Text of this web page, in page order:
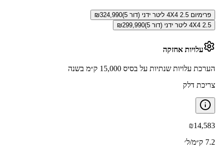
פרימיום 4X4 2.5 ליטר ידני (דור 5) ₪324,990
4X4 2.5 ליטר ידני (דור 5)
₪299,990
עלויות אחזקה
הערכת עלויות שנתיות על בסיס 15,000 ק״מ בשנה
צריכת דלק
₪14,583
7.2 ק״מ/ל׳